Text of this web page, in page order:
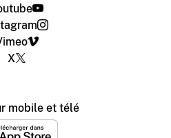
X
mobile et télé